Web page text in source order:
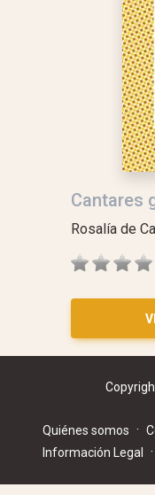
Cantares
Rosalía de
Quiénes somos ·
Información Legal ·